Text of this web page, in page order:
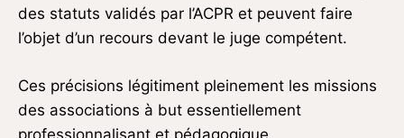
des statuts validés par l’ACPR et peuvent faire
l’objet d’un recours devant le juge compétent.
Ces précisions légitiment pleinement les missions
des associations à but essentiellement